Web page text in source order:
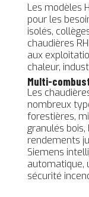
Les modèles
pour les
isolés,
chaudières
aux
chaleur,
Multi-
Les
nombreux
forestières,
granulés
rendements
Siemens
automatique,
sécurité